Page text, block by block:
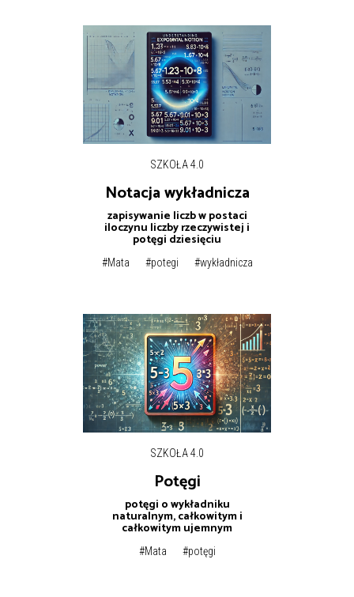
SZKOŁA 4.0
Notacja wykładnicza
zapisywanie liczb w postaci
iloczynu liczby rzeczywistej i
potęgi dziesięciu
#Mata #potegi #wykładnicza
SZKOŁA 4.0
Potęgi
potęgi o wykładniku
naturalnym, całkowitym i
całkowitym ujemnym
#Mata #potęgi